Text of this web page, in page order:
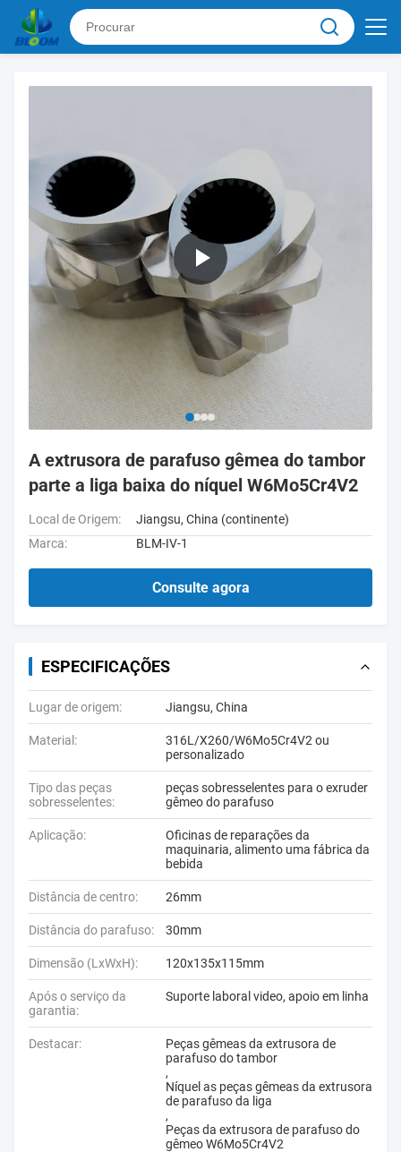
A extrusora de parafuso gêmea do tambor
parte a liga baixa do níquel W6Mo5Cr4V2
Local de Origem:
Jiangsu, China (continente)
Marca:
BLM-IV-1
Consulte agora
ESPECIFICAÇÕES
Lugar de origem: Jiangsu, China
Material:
316L/X260/W6Mo5Cr4V2 ou
personalizado
Tipo das peças
sobresselentes:
peças sobresselentes para o exruder
gêmeo do parafuso
Aplicação:
Oficinas de reparações da
maquinaria, alimento uma fábrica da
bebida
Distância de centro: 26mm
Distância do parafuso: 30mm
Dimensão (LxWxH): 120x135x115mm
Após o serviço da
garantia:
Suporte laboral video, apoio em linha
Destacar:
Peças gêmeas da extrusora de
parafuso do tambor
,
Níquel as peças gêmeas da extrusora
de parafuso da liga
,
Peças da extrusora de parafuso do
gêmeo W6Mo5Cr4V2